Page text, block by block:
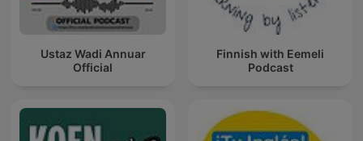
Ustaz Wadi Annuar
Official
Finnish with Eemeli
Podcast